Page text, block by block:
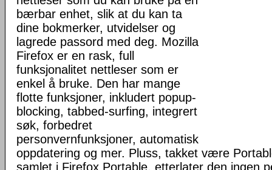
bærbar enhet, slik at du kan ta
dine bokmerker, utvidelser og
lagrede passord med deg. Mozilla
Firefox er en rask, full
funksjonalitet nettleser som er
enkel å bruke. Den har mange
flotte funksjoner, inkludert popup-
blocking, tabbed-surfing, integrert
søk, forbedret
personvernfunksjoner, automatisk
oppdatering og mer. Pluss, takket være
samlet i Firefox Portable, etterlater den ingen